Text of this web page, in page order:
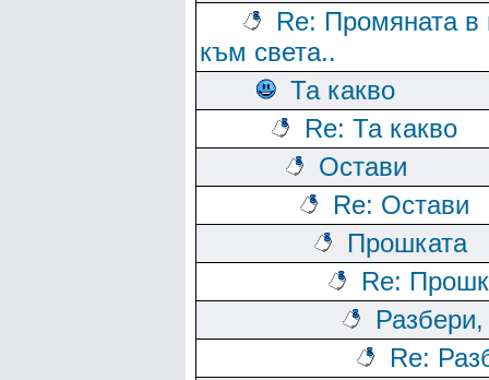
Re: Промяната в
към света..
Та какво
Re: Та какво
Остави
Re: Остави
Прошката
Re:
Разбери,
Re: